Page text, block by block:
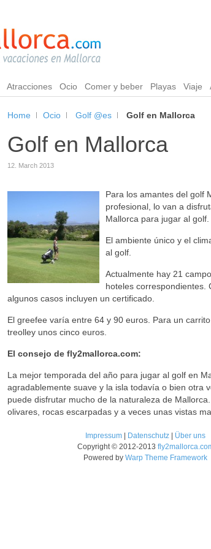
Atracciones Ocio Comer y beber Playas Viaje
Home Ocio Golf @es Golf en Mallorca
Golf en Mallorca
12. March 2013
Para los amantes del golf
profesional, lo van a
Mallorca para jugar al golf.
El ambiente único y el
al golf.
Actualmente hay 21
hoteles correspondientes.
algunos casos incluyen un certificado.
El greefee varía entre 64 y 90 euros. Para un
treolley unos cinco euros.
El consejo de fly2mallorca.com:
La mejor temporada del año para jugar al golf en
agradablemente suave y la isla todavía o bien otra
puede disfrutar mucho de la naturaleza de
olivares, rocas escarpadas y a veces unas vistas
Impressum Datenschutz
Über uns
Copyright © 2012-2013
Powered by Warp Theme Framework